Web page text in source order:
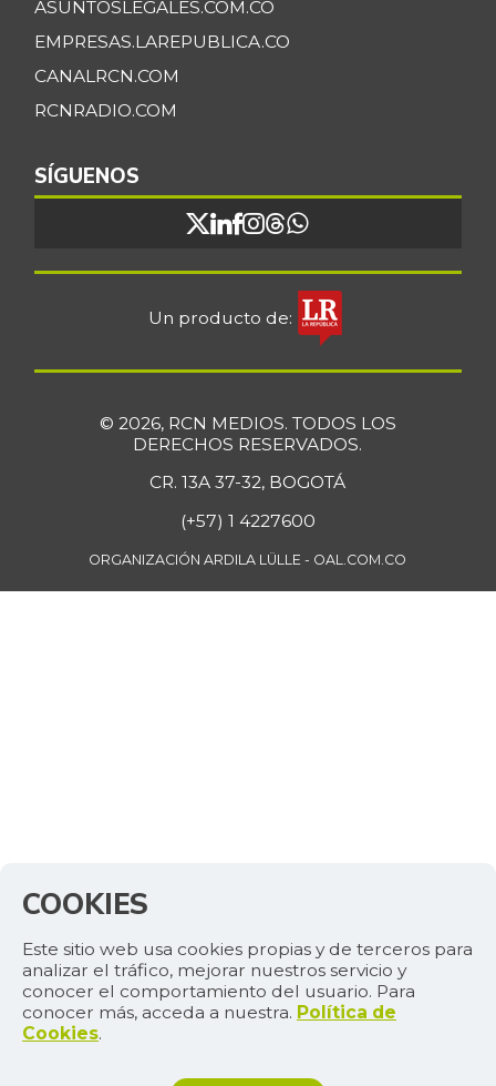
ASUNTOSLEGALES.COM.CO
EMPRESAS.LAREPUBLICA.CO
CANALRCN.COM
RCNRADIO.COM
SÍGUENOS
Un producto de:
© 2026, RCN MEDIOS. TODOS LOS
DERECHOS RESERVADOS.
CR. 13A 37-32, BOGOTÁ
(+57) 1 4227600
ORGANIZACIÓN ARDILA LÜLLE - OAL.COM.CO
COOKIES
Este sitio web usa cookies propias y de terceros para
analizar el tráfico, mejorar nuestros servicio y
conocer el comportamiento del usuario. Para
conocer más, acceda a nuestra. Política de
Cookies.